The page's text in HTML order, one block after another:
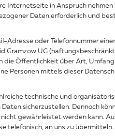
Internetseite in Anspruch
Daten erforderlich und
Adresse oder Telefonnummer
Gramzow UG
Öffentlichkeit über Art, Umfang
Personen mittels dieser
technische und
sicherzustellen. Dennoch
gewährleistet werden kann.
telefonisch, an uns zu übermitteln.